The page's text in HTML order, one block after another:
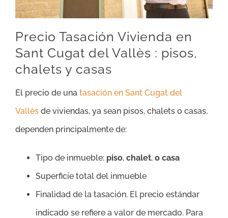
Precio Tasación Vivienda en
Sant Cugat del Vallès : pisos,
chalets y casas
El precio de una tasación en Sant Cugat del
Vallès de viviendas, ya sean pisos, chalets o casas,
dependen principalmente de:
Tipo de inmueble: piso, chalet, o casa
Superficie total del inmueble
Finalidad de la tasación. El precio estándar
indicado se refiere a valor de mercado. Para